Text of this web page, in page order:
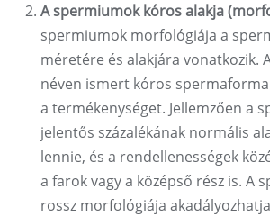
A spermiumok kóros alakja
spermiumok morfológiája a
méretére és alakjára vonatkozik.
néven ismert kóros
a termékenységet. Jellemzően a
jelentős százalékának normális
lennie, és a rendellenességek
a farok vagy a középső rész is. A
rossz morfológiája